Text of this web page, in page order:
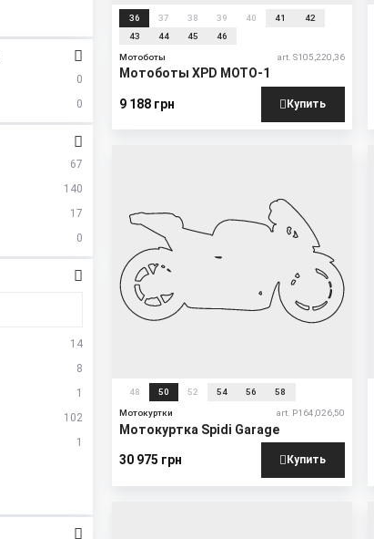
36 37 38 39 40 41
42
43
44 45 46
Мотоботы art. S105,220,36
Мотоботы XPD MOTO-1
9 188 грн Купить
48 50 52 54 56 58
Мотокуртки art. P164,026,50
Мотокуртка Spidi Garage
30 975 грн Купить
0
0
67
140
17
0
14
8
1
102
1